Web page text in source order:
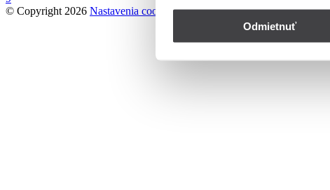
Odmietnuť
© Copyright 2026 Nastavenia cookies